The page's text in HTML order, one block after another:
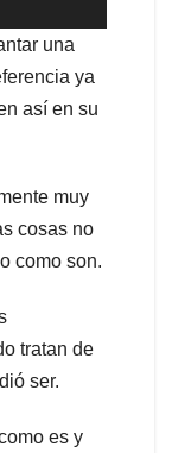
una
ya
así en su
muy
cosas no
como son.
tratan de
ser.
es y